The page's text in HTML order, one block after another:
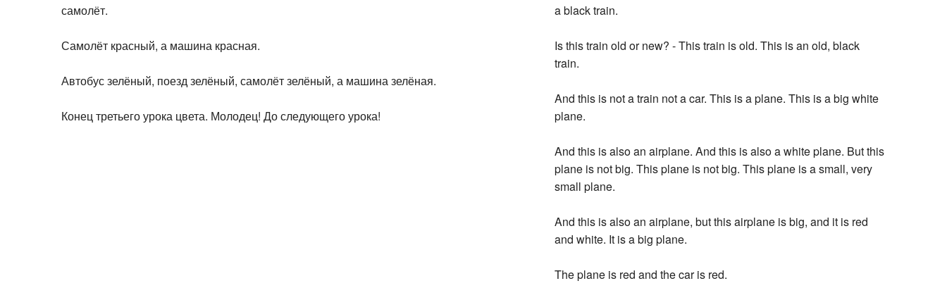
самолёт.
Самолёт красный, а машина красная.
Автобус зелёный, поезд зелёный, самолёт зелёный, а машина зелёная.
Конец третьего урока цвета. Молодец! До следующего урока!
a black train.
Is this train old or new? - This train is old. This is an old, black
train.
And this is not a train not a car. This is a plane. This is a big white
plane.
And this is also an airplane. And this is also a white plane. But this
plane is not big. This plane is not big. This plane is a small, very
small plane.
And this is also an airplane, but this airplane is big, and it is red
and white. It is a big plane.
The plane is red and the car is red.